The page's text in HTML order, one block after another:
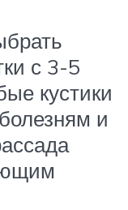
с 3-5
кустики
и